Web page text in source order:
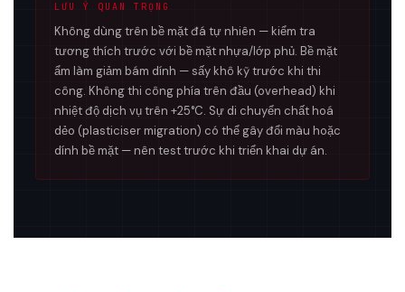
LƯU Ý QUAN TRỌNG
Không dùng trên bề mặt đá tự nhiên — kiểm tra
tương thích trước với bề mặt nhựa/lớp phủ. Bề mặt
ẩm làm giảm bám dính — sấy khô kỹ trước khi thi
công. Không thi công phía trên đầu (overhead) khi
nhiệt độ dịch vụ trên +25°C. Sự di chuyển chất hoá
dẻo (plasticiser migration) có thể gây đổi màu hoặc
dính bề mặt — nên test trước khi triển khai dự án.